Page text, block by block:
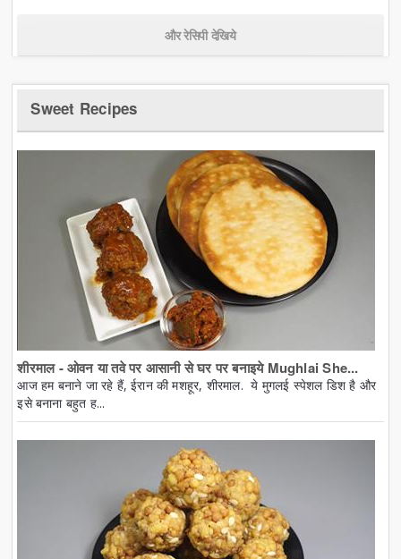
और रेसिपी देखिये
Sweet Recipes
शीरमाल - ओवन या तवे पर आसानी से घर पर बनाइये Mughlai She...
आज हम बनाने जा रहे हैं, ईरान की मशहूर, शीरमाल. ये मुगलई स्पेशल डिश है और
इसे बनाना बहुत ह...